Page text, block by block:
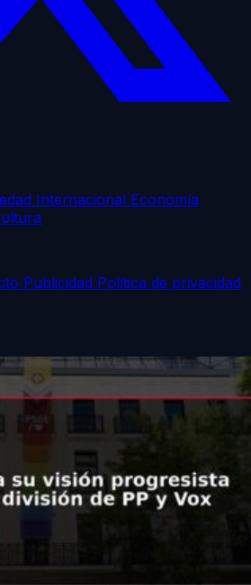
Internacional Economía
Publicidad Política de privacidad